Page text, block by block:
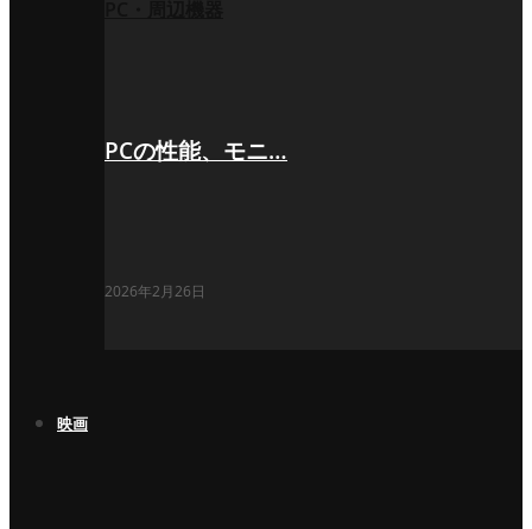
PCの性能、モニ…
2026年2月26日
映画